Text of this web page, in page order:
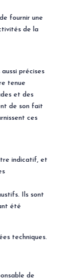
fournir une
de la
précises
tenue
et des
de son fait
ces
indicatif, et
Ils sont
été
techniques.
de